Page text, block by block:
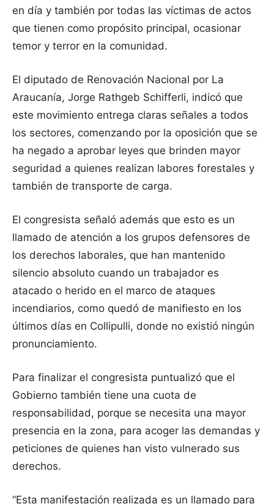
en día y también por todas las víctimas de actos
que tienen como propósito principal, ocasionar
temor y terror en la comunidad.
El diputado de Renovación Nacional por La
Araucanía, Jorge Rathgeb Schifferli, indicó que
este movimiento entrega claras señales a todos
los sectores, comenzando por la oposición que se
ha negado a aprobar leyes que brinden mayor
seguridad a quienes realizan labores forestales y
también de transporte de carga.
El congresista señaló además que esto es un
llamado de atención a los grupos defensores de
los derechos laborales, que han mantenido
silencio absoluto cuando un trabajador es
atacado o herido en el marco de ataques
incendiarios, como quedó de manifiesto en los
últimos días en Collipulli, donde no existió ningún
pronunciamiento.
Para finalizar el congresista puntualizó que el
Gobierno también tiene una cuota de
responsabilidad, porque se necesita una mayor
presencia en la zona, para acoger las demandas y
peticiones de quienes han visto vulnerado sus
derechos.
“Esta manifestación realizada es un llamado para